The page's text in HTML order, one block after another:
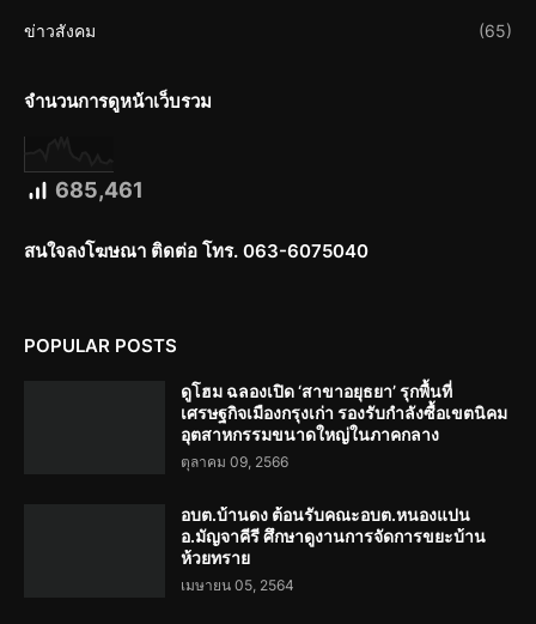
ข่าวสังคม (65)
จำนวนการดูหน้าเว็บรวม
685,461
สนใจลงโฆษณา ติดต่อ โทร. 063-6075040
POPULAR POSTS
ดูโฮม ฉลองเปิด ‘สาขาอยุธยา’ รุกพื้นที่
เศรษฐกิจเมืองกรุงเก่า รองรับกำลังซื้อเขตนิคม
อุตสาหกรรมขนาดใหญ่ในภาคกลาง
ตุลาคม 09, 2566
อบต.บ้านดง ต้อนรับคณะอบต.หนองแปน
อ.มัญจาคีรี ศึกษาดูงานการจัดการขยะบ้าน
ห้วยทราย
เมษายน 05, 2564